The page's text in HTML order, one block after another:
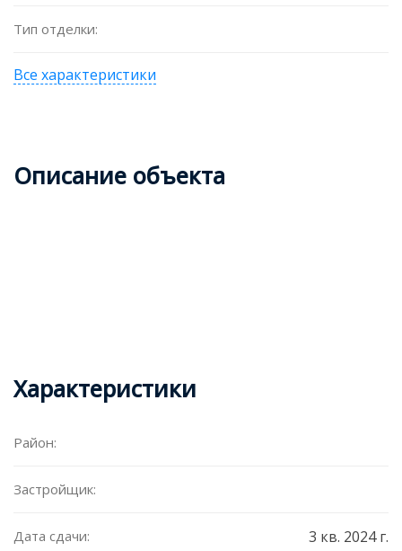
Тип отделки:
Все характеристики
Описание объекта
Характеристики
Район:
Застройщик:
Дата сдачи: 3 кв. 2024 г.